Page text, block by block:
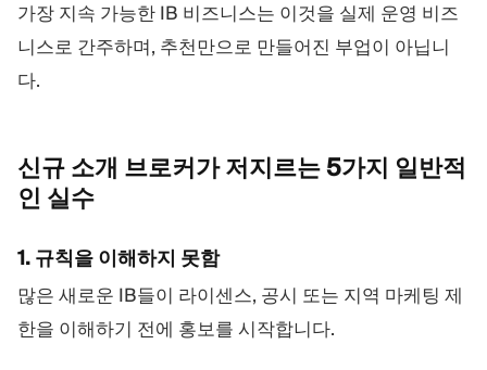
가장 지속 가능한 IB 비즈니스는 이것을 실제 운영 비즈
니스로 간주하며, 추천만으로 만들어진 부업이 아닙니
다.
신규 소개 브로커가 저지르는 5가지 일반적
인 실수
1. 규칙을 이해하지 못함
많은 새로운 IB들이 라이센스, 공시 또는 지역 마케팅 제
한을 이해하기 전에 홍보를 시작합니다.